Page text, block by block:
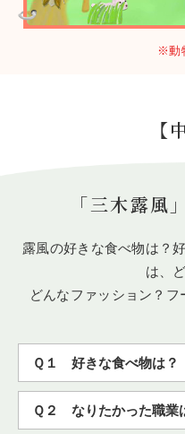
※動
【
「三木露風
露風の好きな食べ物は？
は、
どんなファッション？フ
Ｑ１ 好きな食べ物は？
Ｑ２ なりたかった職業